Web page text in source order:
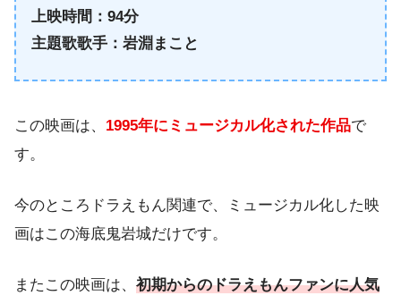
上映時間：94分
主題歌歌手：岩淵まこと
この映画は、 1995年にミュージカル化された作品で
す。
今のところドラえもん関連で、ミュージカル化した映
画はこの海底鬼岩城だけです。
またこの映画は、 初期からのドラえもんファンに人気